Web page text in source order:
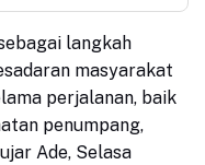
langkah
masyarakat
perjalanan, baik
penumpang,
Ade, Selasa